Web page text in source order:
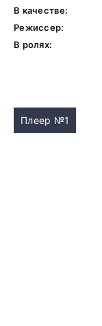
В качестве:
Режиссер:
В ролях:
Плеер №1